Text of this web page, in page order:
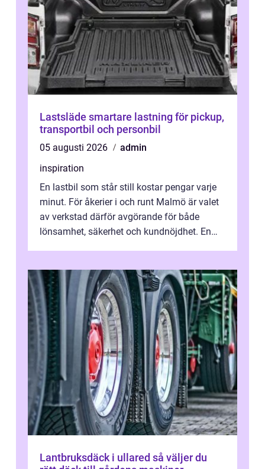
Lastsläde smartare lastning för pickup,
transportbil och personbil
05 augusti 2026
admin
inspiration
En lastbil som står still kostar pengar varje
minut. För åkerier i och runt Malmö är valet
av verkstad därför avgörande för både
lönsamhet, säkerhet och kundnöjdhet. En
Lantbruksdäck i ullared så väljer du